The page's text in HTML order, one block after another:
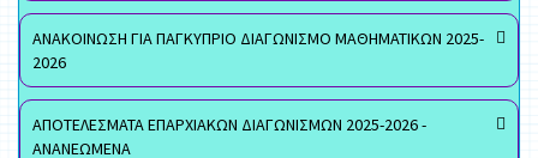
ΑΝΑΚΟΙΝΩΣΗ ΓΙΑ ΠΑΓΚΥΠΡΙΟ ΔΙΑΓΩΝΙΣΜΟ ΜΑΘΗΜΑΤΙΚΩΝ 2025-
2026
ΑΠΟΤΕΛΕΣΜΑΤΑ ΕΠΑΡΧΙΑΚΩΝ ΔΙΑΓΩΝΙΣΜΩΝ 2025-2026 -
ΑΝΑΝΕΩΜΕΝΑ